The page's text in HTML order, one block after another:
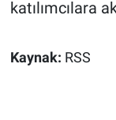
katılımcılara
Kaynak: RSS